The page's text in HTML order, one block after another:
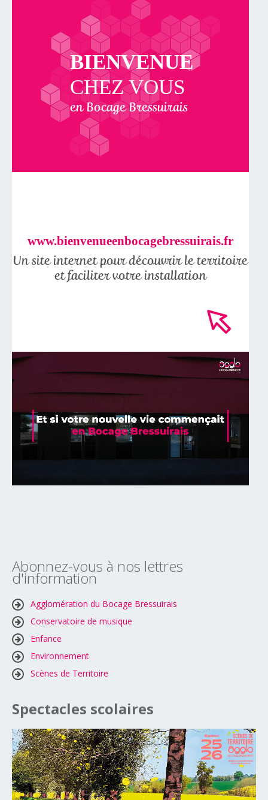
BIENVENUE
CHEZ VOUS
en Bocage Bressuirais
www.bienvenueenbocagebressuirais.fr
Un site internet pour découvrir le territoire
et faciliter votre installation
Abonnez-vous à nos lettres
d'information
Agglomération du Bocage Bressuirais
Conservatoire de musique
Enfance
Environnement
Scènes de Territoire
Spectacles scolaires